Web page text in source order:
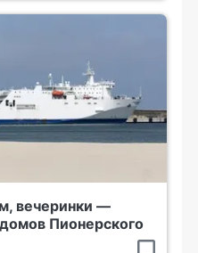
вечеринки —
Пионерского